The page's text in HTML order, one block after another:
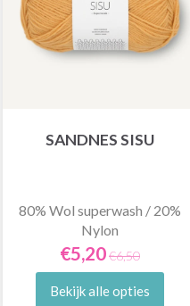
SANDNES SISU
80% Wol superwash / 20%
Nylon
€5,20€6,50
Bekijk alle opties